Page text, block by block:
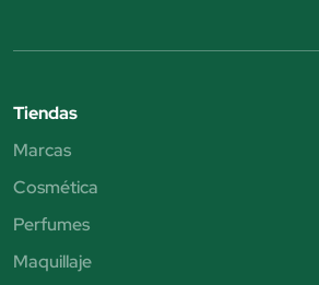
Tiendas
Marcas
Cosmética
Perfumes
Maquillaje